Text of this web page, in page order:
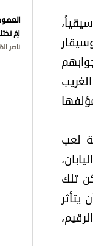
لعب
تلك
لِمَ
ناصر